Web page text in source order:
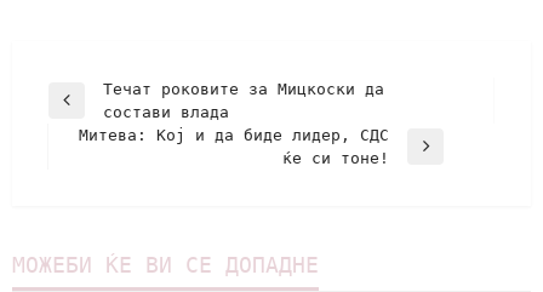
Teчат роковите за Мицкоски да
состави влада
Митева: Кој и да биде лидер, СДС
ќе си тоне!
МОЖЕБИ ЌЕ ВИ СЕ ДОПАДНЕ